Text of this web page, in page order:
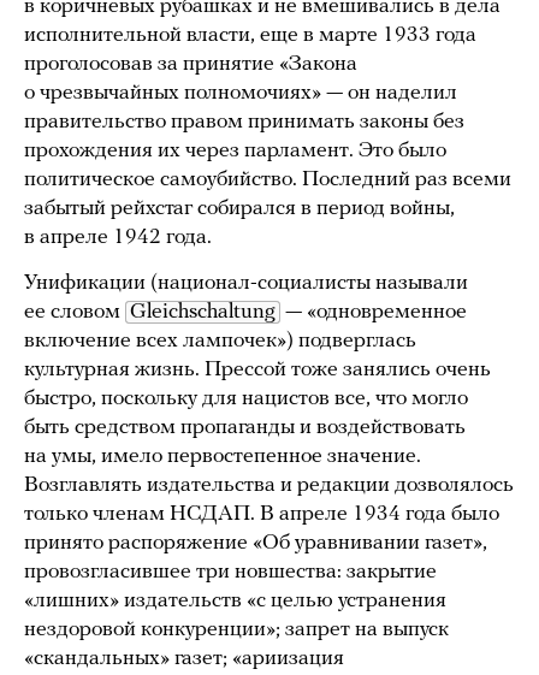
в коричневых рубашках и не вмешивались в дела
исполнительной власти, еще в марте 1933 года
проголосовав за принятие «Закона
о чрезвычайных полномочиях» — он наделил
правительство правом принимать законы без
прохождения их через парламент. Это было
политическое самоубийство. Последний раз всеми
забытый рейхстаг собирался в период войны,
в апреле 1942 года.
Унификации (национал-социалисты называли
ее словом Gleichschaltung — «одновременное
включение всех лампочек») подверглась
культурная жизнь. Прессой тоже занялись очень
быстро, поскольку для нацистов все, что могло
быть средством пропаганды и воздействовать
на умы, имело первостепенное значение.
Возглавлять издательства и редакции дозволялось
только членам НСДАП. В апреле 1934 года было
принято распоряжение «Об уравнивании газет»,
провозгласившее три новшества: закрытие
«лишних» издательств «с целью устранения
нездоровой конкуренции»; запрет на выпуск
«скандальных» газет; «ариизация